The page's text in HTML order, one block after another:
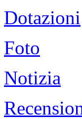
Dotazioni
Foto
Notizia